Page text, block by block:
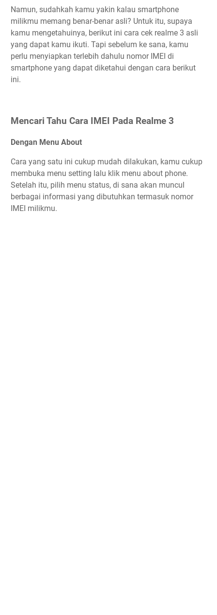
Namun, sudahkah kamu yakin kalau smartphone
milikmu memang benar-benar asli? Untuk itu, supaya
kamu mengetahuinya, berikut ini cara cek realme 3 asli
yang dapat kamu ikuti. Tapi sebelum ke sana, kamu
perlu menyiapkan terlebih dahulu nomor IMEI di
smartphone yang dapat diketahui dengan cara berikut
ini.
Mencari Tahu Cara IMEI Pada Realme 3
Dengan Menu About
Cara yang satu ini cukup mudah dilakukan, kamu cukup
membuka menu setting lalu klik menu about phone.
Setelah itu, pilih menu status, di sana akan muncul
berbagai informasi yang dibutuhkan termasuk nomor
IMEI milikmu.